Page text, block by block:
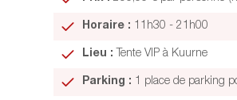
Horaire : 11h30 - 21h00
Lieu : Tente VIP à Kuurne
Parking : 1 place de parking